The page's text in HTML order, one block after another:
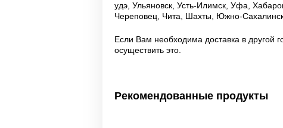
удэ, Ульяновск, Усть-Илимск, Уфа,
Череповец, Чита, Шахты, Южно-
Если Вам необходима доставка в другой
осуществить это.
Рекомендованные продукты